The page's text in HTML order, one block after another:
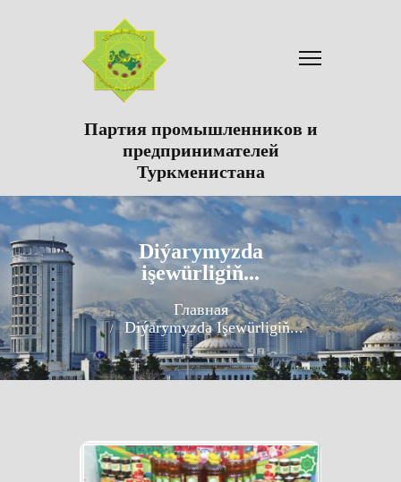
Партия промышленников и
предпринимателей
Туркменистана
Diýarymyzda
işewürligiň...
Главная
Diýarymyzda Işewürligiň...